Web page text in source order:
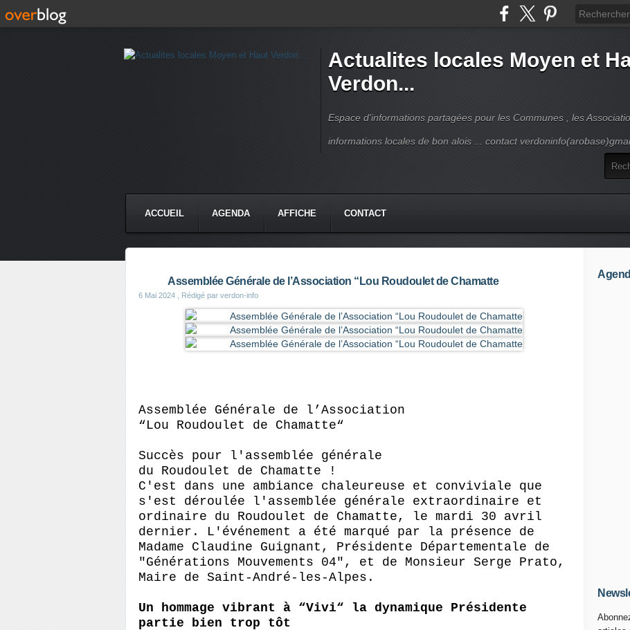
Actualites locales Moyen et
Verdon...
Espace d'informations partagées pour les Communes , les
informations locales de bon alois ... contact
ACCUEIL AGENDA AFFICHE CONTACT
Assemblée Générale de l’Association “Lou Roudoulet de Chamatte
6 Mai 2024 , Rédigé par verdon-info
Assemblée Générale de l’Association
“Lou Roudoulet de Chamatte“
Succès pour l'assemblée générale
du Roudoulet de Chamatte !
C'est dans une ambiance chaleureuse et conviviale que
s'est déroulée l'assemblée générale extraordinaire et
ordinaire du Roudoulet de Chamatte, le mardi 30 avril
dernier. L'événement a été marqué par la présence de
Madame Claudine Guignant, Présidente Départementale de
"Générations Mouvements 04", et de Monsieur Serge Prato,
Maire de Saint-André-les-Alpes.
Un hommage vibrant à “Vivi“ la dynamique Présidente
partie bien trop tôt